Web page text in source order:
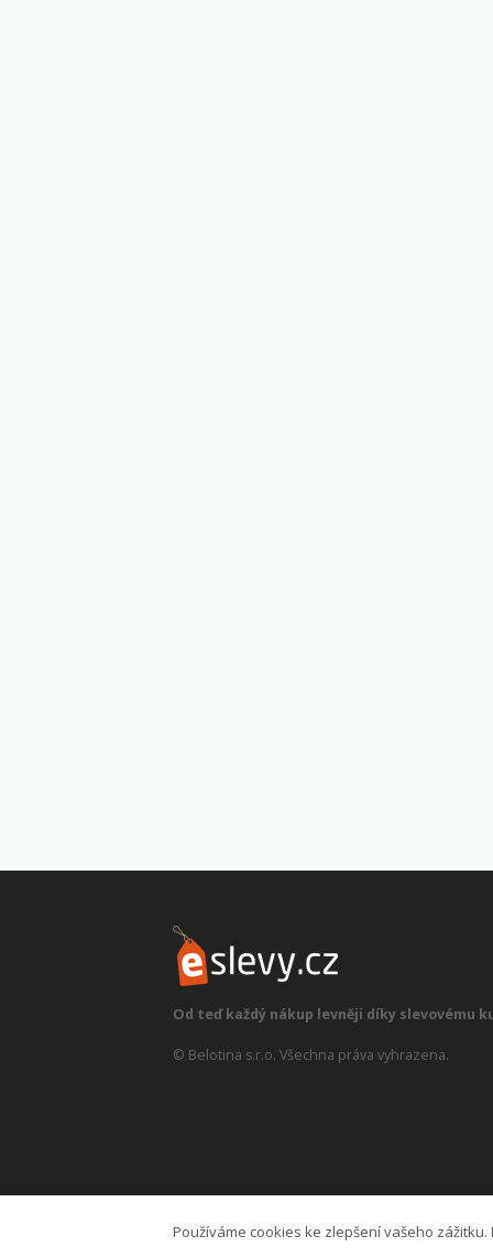
Od teď každý nákup levněji díky slevovému
© Belotina s.r.o. Všechna práva vyhrazena.
Používáme cookies ke zlepšení vašeho